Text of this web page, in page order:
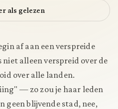
als gelezen
af aan een verspreide
niet alleen verspreid over de
over alle landen.
— zo zou je haar leden
geen blijvende stad, nee,